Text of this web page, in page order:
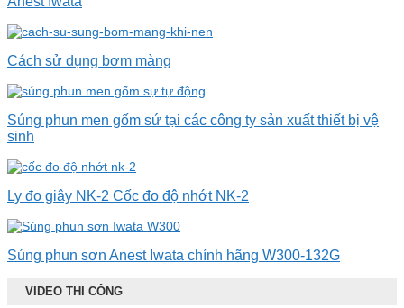
Cách sử dụng bơm màng
Súng phun men gốm sứ tại các công ty sản xuất thiết bị vệ
sinh
Ly đo giây NK-2 Cốc đo độ nhớt NK-2
Súng phun sơn Anest Iwata chính hãng W300-132G
VIDEO THI CÔNG